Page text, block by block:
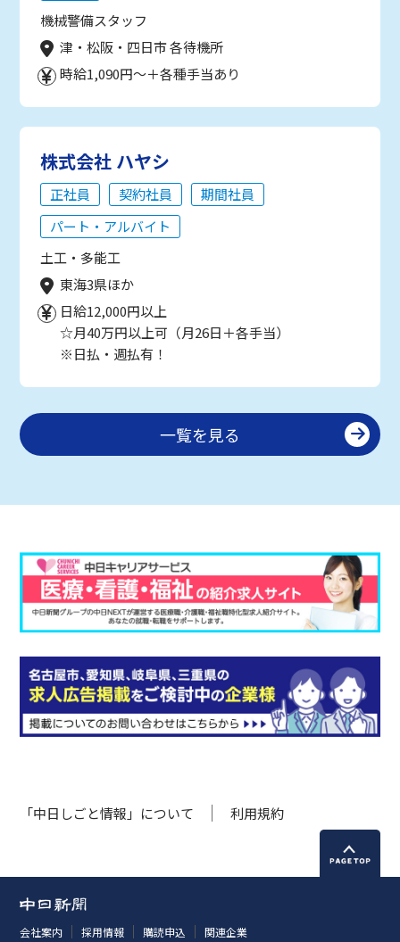
機械警備スタッフ
津・松阪・四日市 各待機所
時給1,090円～＋各種手当あり
株式会社 ハヤシ
正社員 契約社員
期間社員
パート・アルバイト
土工・多能工
東海3県ほか
日給12,000円以上
☆月40万円以上可（月26日＋各手当）
※日払・週払有！
一覧を見る
「中日しごと情報」について 利用規約
会社案内 採用情報 購読申込 関連企業